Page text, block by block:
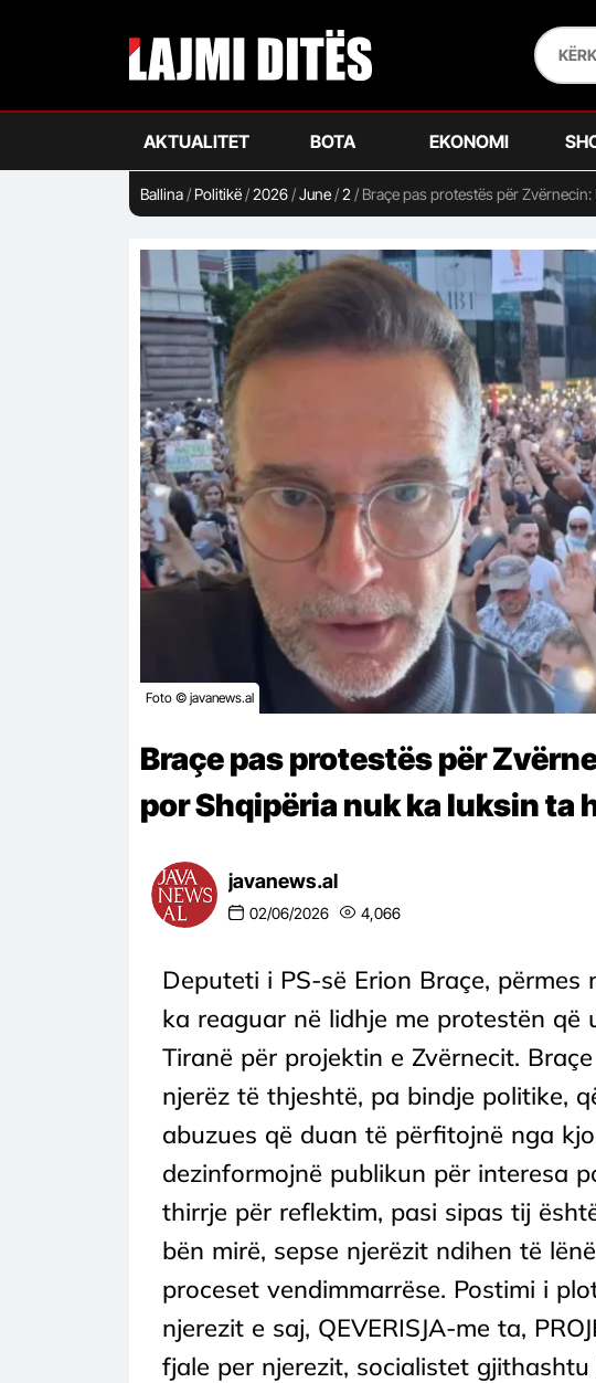
AKTUALITET BOTA EKONOMI
Ballina/ Politikë/2026/June/2 / Braçe pas protestës për
Foto © javanews.al
Braçe pas protestës për
por Shqipëria nuk ka luksin ta
javanews.al
02/06/2026 4,066
Deputeti i PS-së Erion Braçe,
ka reaguar në lidhje me protestën që
Tiranë për projektin e Zvërnecit.
njerëz të thjeshtë, pa bindje politike,
abuzues që duan të përfitojnë nga
dezinformojnë publikun për interesa
thirrje për reflektim, pasi sipas tij
bën mirë, sepse njerëzit ndihen të
proceset vendimmarrëse. Postimi i
njerezit e saj, QEVERISJA-me ta,
fjale per njerezit, socialistet gjithashtu